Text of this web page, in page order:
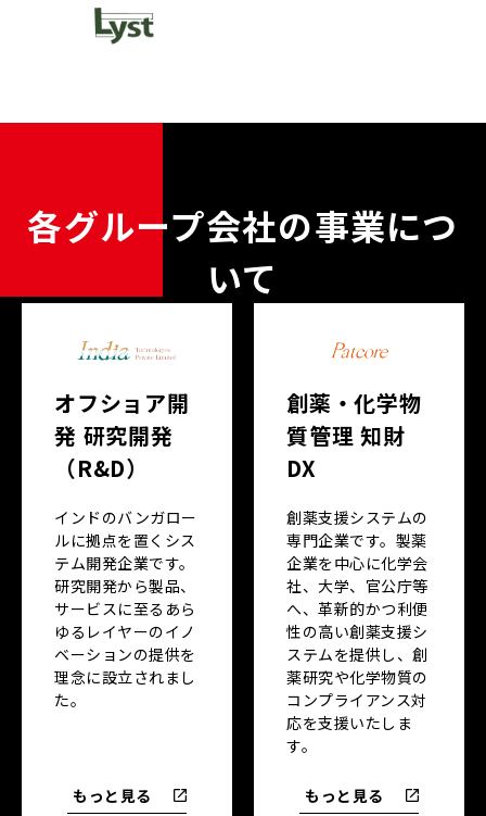
各グループ会社の事業につ
いて
オフショア開
発 研究開発
（R&D）
インドのバンガロー
ルに拠点を置くシス
テム開発企業です。
研究開発から製品、
サービスに至るあら
ゆるレイヤーのイノ
ベーションの提供を
理念に設立されまし
た。
もっと見る
創薬・化学物
質管理 知財
DX
創薬支援システムの
専門企業です。製薬
企業を中心に化学会
社、大学、官公庁等
へ、革新的かつ利便
性の高い創薬支援シ
ステムを提供し、創
薬研究や化学物質の
コンプライアンス対
応を支援いたしま
す。
もっと見る